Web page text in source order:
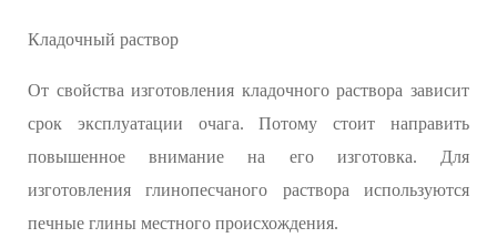
Кладочный раствор
От свойства изготовления кладочного раствора зависит
срок эксплуатации очага. Потому стоит направить
повышенное внимание на его изготовка. Для
изготовления глинопесчаного раствора используются
печные глины местного происхождения.